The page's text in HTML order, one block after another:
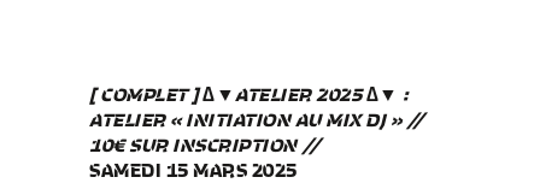
[ COMPLET ] ∆▼ATELIER 2025 ∆▼ :
ATELIER « INITIATION AU MIX DJ » //
10€ SUR INSCRIPTION //
SAMEDI 15 MARS 2025